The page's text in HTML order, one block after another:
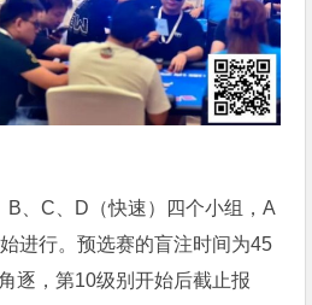
B、C、D（快速）四个小组，A
进行。预选赛的盲注时间为45
逐，第10级别开始后截止报